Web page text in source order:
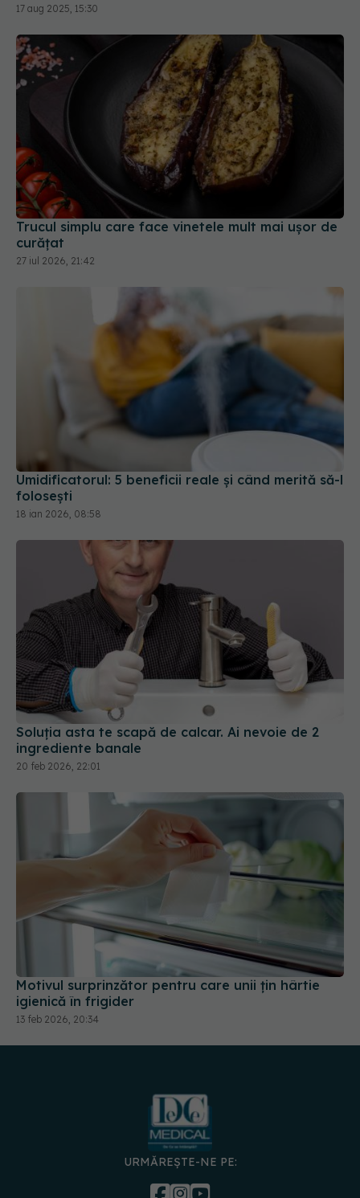
17 aug 2025, 15:30
Trucul simplu care face vinetele mult mai ușor de
curățat
27 iul 2026, 21:42
Umidificatorul: 5 beneficii reale și când merită să-l
folosești
18 ian 2026, 08:58
Soluția asta te scapă de calcar. Ai nevoie de 2
ingrediente banale
20 feb 2026, 22:01
Motivul surprinzător pentru care unii țin hârtie
igienică în frigider
13 feb 2026, 20:34
URMĂREȘTE-NE PE: